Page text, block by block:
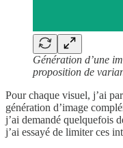
Génération d’une
proposition de
Pour chaque visuel, j’ai
génération d’image
j’ai demandé quelquefois
j’ai essayé de limiter ces